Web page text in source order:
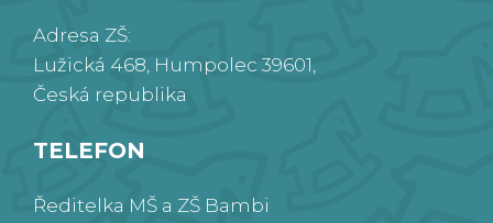
Adresa ZŠ:
Lužická 468, Humpolec 39601,
Česká republika
TELEFON
Ředitelka MŠ a ZŠ Bambi